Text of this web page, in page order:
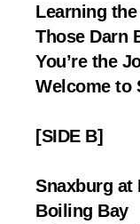
Learning
Those Darn
You’re the
Welcome to
[SIDE B]
Snaxburg at
Boiling Bay